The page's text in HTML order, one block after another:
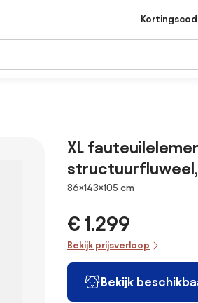
XL
Afmetingen
86×143×105 cm
€ 1.299
Bekijk prijsverloop
Bekijk